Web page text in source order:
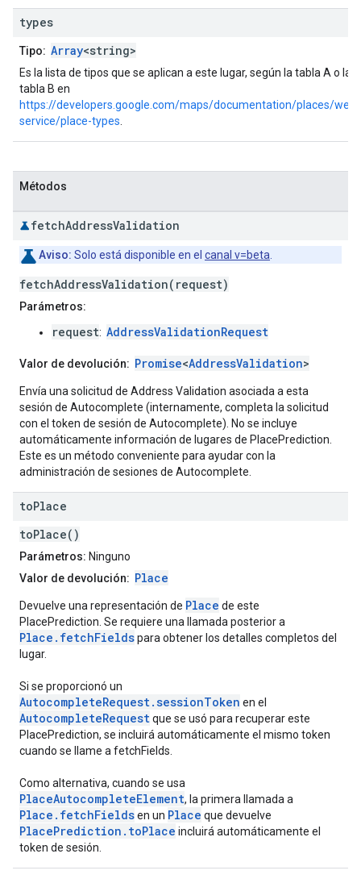
types
Tipo: Array<string>
Es la lista de tipos que se aplican a este lugar, según la tabla A o la
tabla B en
https://developers.google.com/maps/documentation/places/web-
service/place-types
Métodos
fetchAddressValidation
Aviso: Solo está disponible en el canal v=beta
fetchAddressValidation(request)
Parámetros:
request: AddressValidationRequest
Valor de devolución: Promise<AddressValidation>
Envía una solicitud de Address Validation asociada a esta
sesión de Autocomplete (internamente, completa la solicitud
con el token de sesión de Autocomplete). No se incluye
automáticamente información de lugares de PlacePrediction.
Este es un método conveniente para ayudar con la
administración de sesiones de Autocomplete.
toPlace
toPlace()
Parámetros: Ninguno
Valor de devolución: Place
Devuelve una representación de Place de este
PlacePrediction. Se requiere una llamada posterior a
Place.fetchFieldspara obtener los detalles completos del
lugar.
Si se proporcionó un
AutocompleteRequest.sessionToken en el
AutocompleteRequestque se usó para recuperar este
PlacePrediction, se incluirá automáticamente el mismo token
cuando se llame a fetchFields.
Como alternativa, cuando se usa
PlaceAutocompleteElement, la primera llamada a
Place.fetchFieldsen un Place que devuelve
PlacePrediction.toPlace incluirá automáticamente el
token de sesión.